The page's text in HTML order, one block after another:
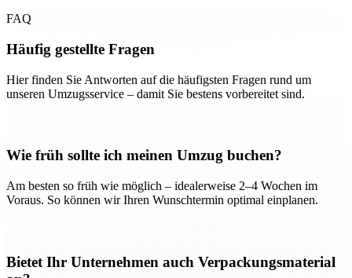
FAQ
Häufig gestellte Fragen
Hier finden Sie Antworten auf die häufigsten Fragen rund um
unseren Umzugsservice – damit Sie bestens vorbereitet sind.
Wie früh sollte ich meinen Umzug buchen?
Am besten so früh wie möglich – idealerweise 2–4 Wochen im
Voraus. So können wir Ihren Wunschtermin optimal einplanen.
Bietet Ihr Unternehmen auch Verpackungsmaterial